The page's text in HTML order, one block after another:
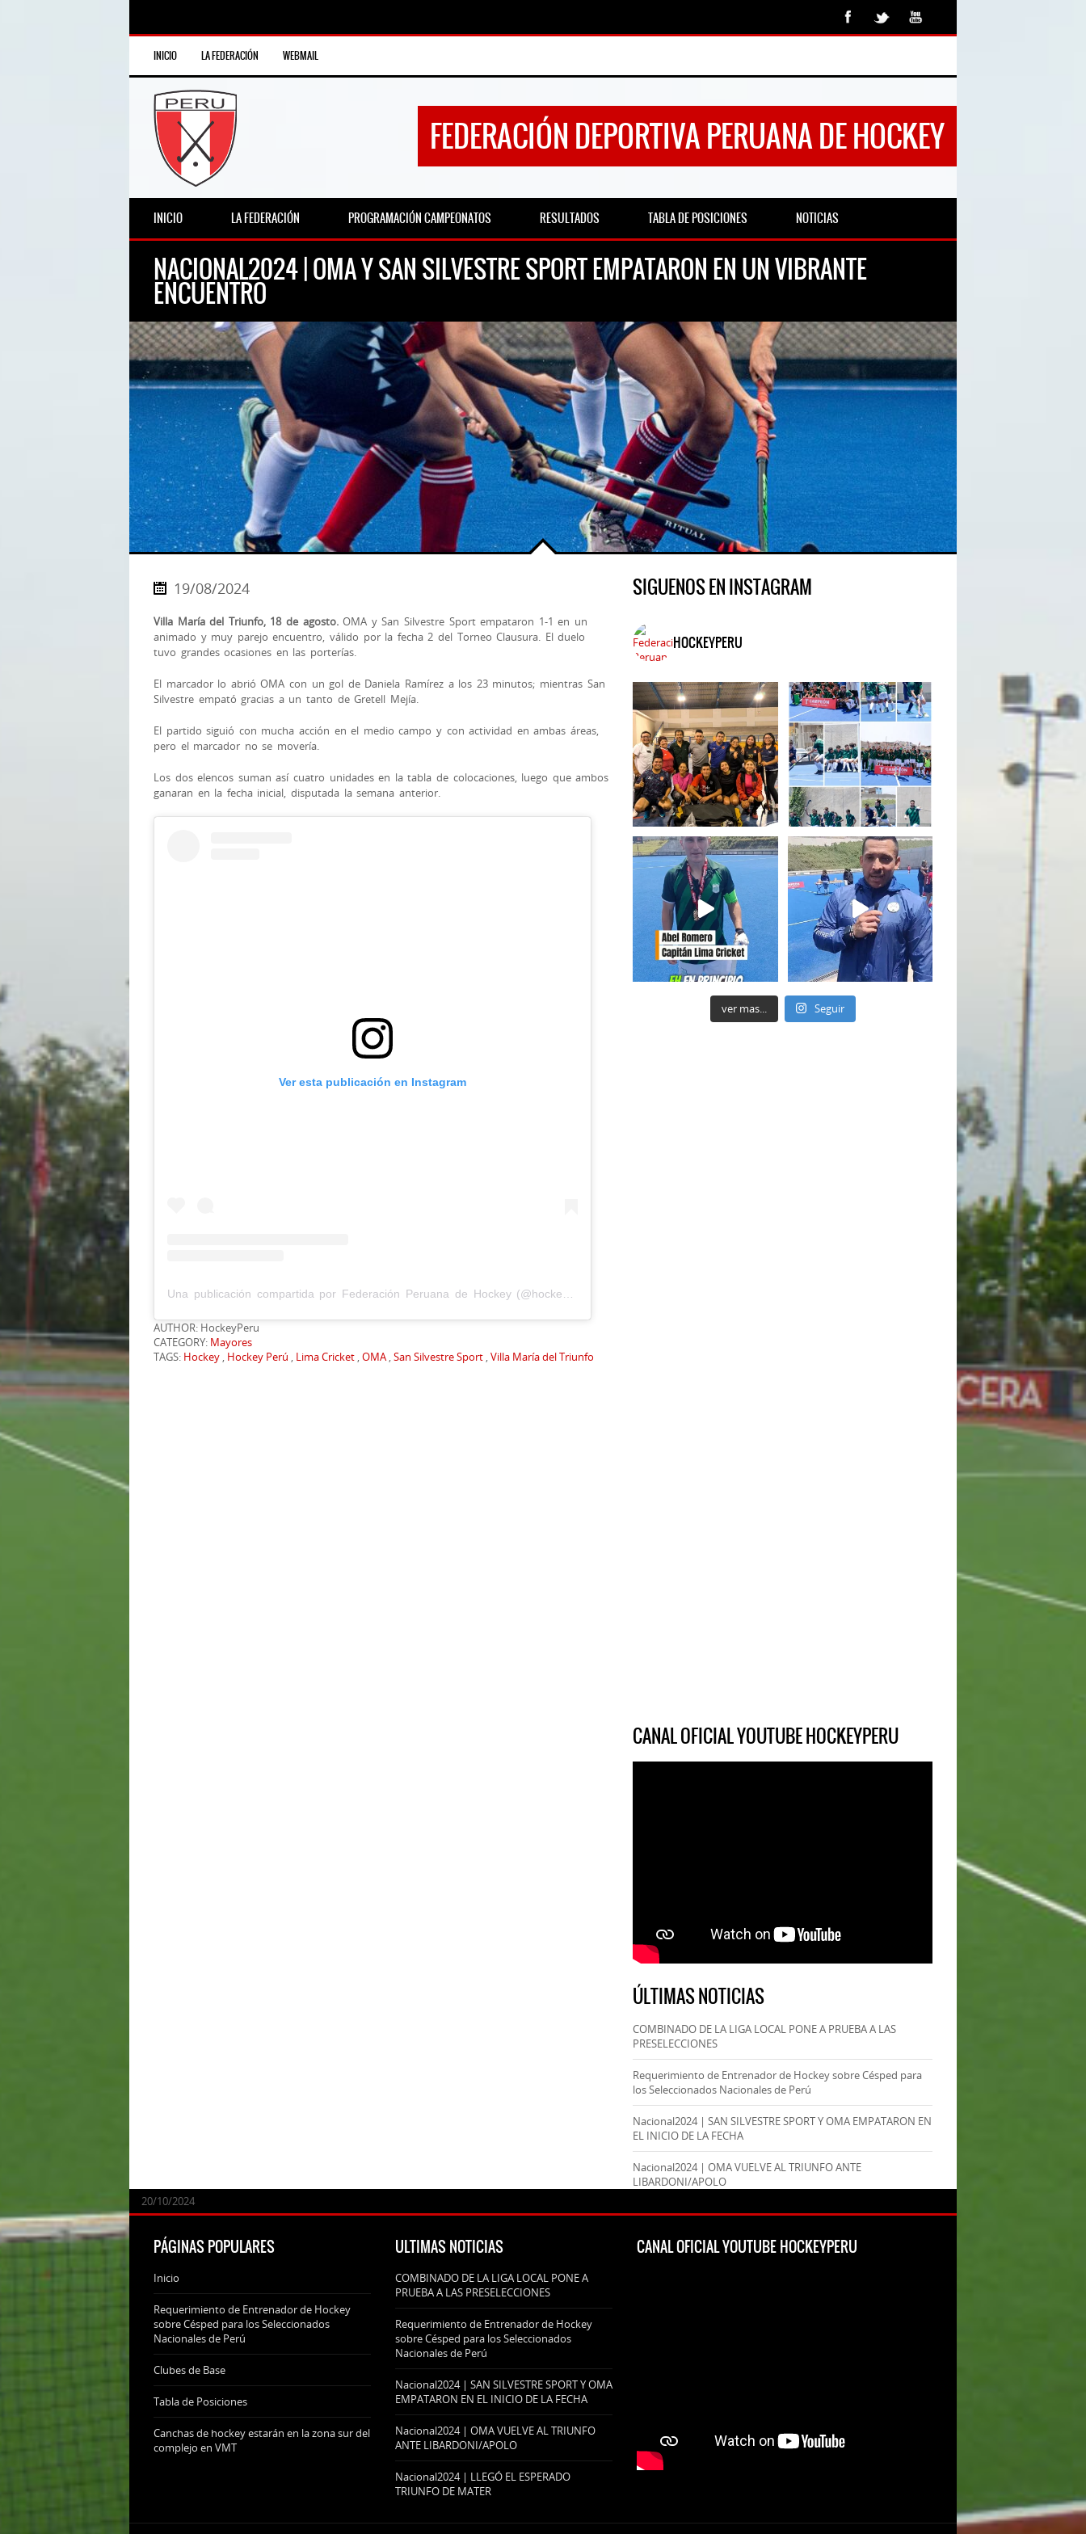
INICIO LA FEDERACIÓN WEBMAIL
FEDERACIÓN DEPORTIVA PERUANA DE HOCKEY
INICIO LA FEDERACIÓN PROGRAMACIÓN CAMPEONATOS RESULTADOS TABLA DE POSICIONES NOTICIAS
NACIONAL2024 | OMA Y SAN SILVESTRE SPORT EMPATARON EN UN VIBRANTE
ENCUENTRO
19/08/2024
Villa María del Triunfo, 18 de agosto.OMA y San Silvestre Sport empataron 1-1 en un
animado y muy parejo encuentro, válido por la fecha 2 del Torneo Clausura. El duelo
tuvo grandes ocasiones en las porterías.
El marcador lo abrió OMA con un gol de Daniela Ramírez a los 23 minutos; mientras San
Silvestre empató gracias a un tanto de Gretell Mejía.
El partido siguió con mucha acción en el medio campo y con actividad en ambas áreas,
pero el marcador no se movería.
Los dos elencos suman así cuatro unidades en la tabla de colocaciones, luego que ambos
ganaran en la fecha inicial, disputada la semana anterior.
Ver esta publicación en Instagram
AUTHOR: HockeyPeru
CATEGORY: Mayores
TAGS: Hockey Hockey Perú Lima Cricket OMA San Silvestre Sport Villa María del Triunfo
SIGUENOS EN INSTAGRAM
HOCKEYPERU
ver mas... Seguir
CANAL OFICIAL YOUTUBE HOCKEYPERU
ÚLTIMAS NOTICIAS
COMBINADO DE LA LIGA LOCAL PONE A PRUEBA A LAS
PRESELECCIONES
24/09/2025
Requerimiento de Entrenador de Hockey sobre Césped para
los Seleccionados Nacionales de Perú
07/11/2024
Nacional2024 | SAN SILVESTRE SPORT Y OMA EMPATARON EN
EL INICIO DE LA FECHA
20/10/2024
Nacional2024 | OMA VUELVE AL TRIUNFO ANTE
LIBARDONI/APOLO
20/10/2024
PÁGINAS POPULARES
Inicio
Requerimiento de Entrenador de Hockey
sobre Césped para los Seleccionados
Nacionales de Perú
Clubes de Base
Tabla de Posiciones
Canchas de hockey estarán en la zona sur del
complejo en VMT
ULTIMAS NOTICIAS
COMBINADO DE LA LIGA LOCAL PONE A
PRUEBA A LAS PRESELECCIONES
Requerimiento de Entrenador de Hockey
sobre Césped para los Seleccionados
Nacionales de Perú
Nacional2024 | SAN SILVESTRE SPORT Y OMA
EMPATARON EN EL INICIO DE LA FECHA
Nacional2024 | OMA VUELVE AL TRIUNFO
ANTE LIBARDONI/APOLO
Nacional2024 | LLEGÓ EL ESPERADO
TRIUNFO DE MATER
CANAL OFICIAL YOUTUBE HOCKEYPERU